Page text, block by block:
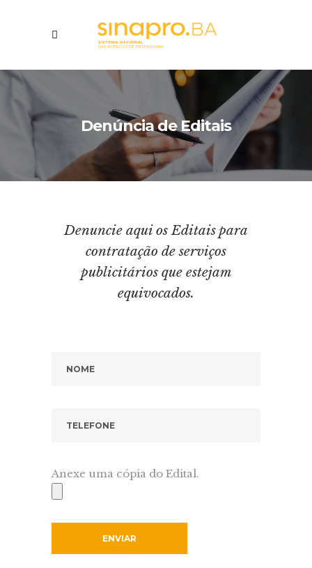
Denúncia de Editais
Denuncie aqui os Editais para
contratação de serviços
publicitários que estejam
equivocados.
Anexe uma cópia do Edital.